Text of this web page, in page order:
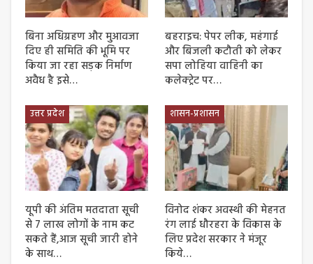
बिना अधिग्रहण और मुआवजा
दिए ही समिति की भूमि पर
किया जा रहा सड़क निर्माण
अवैध है इसे…
बहराइच: पेपर लीक, महंगाई
और बिजली कटौती को लेकर
सपा लोहिया वाहिनी का
कलेक्ट्रेट पर…
उत्तर प्रदेश
यूपी की अंतिम मतदाता सूची
से 7 लाख लोगों के नाम कट
सकते हैं,आज सूची जारी होने
के साथ…
शासन-प्रशासन
विनोद शंकर अवस्थी की मेहनत
रंग लाई धौरहरा के विकास के
लिए प्रदेश सरकार ने मंजूर
किये…